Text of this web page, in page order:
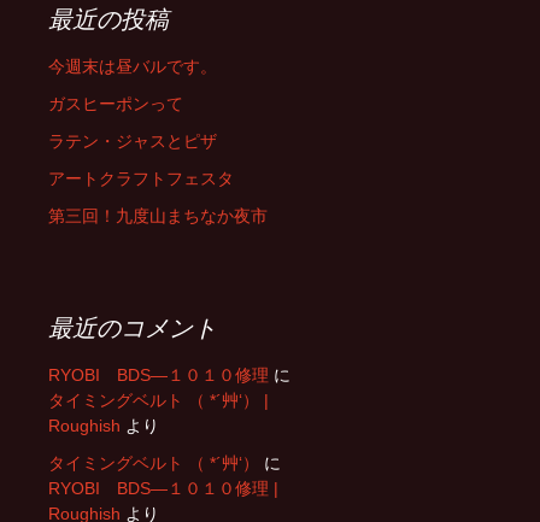
ゲ
ー
シ
ン
最近の投稿
今週末は昼バルです。
ガスヒーポンって
ラテン・ジャスとピザ
アートクラフトフェスタ
第三回！九度山まちなか夜市
最近のコメント
RYOBI BDS―１０１０修理 に
タイミングベルト （ *´艸‘） |
Roughish より
タイミングベルト （ *´艸‘）
に
RYOBI BDS―１０１０修理 |
Roughish より